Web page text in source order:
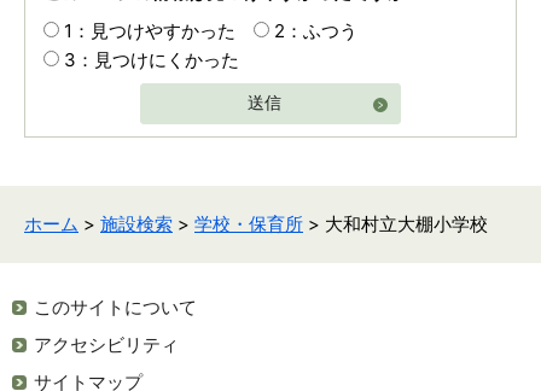
1：見つけやすかった
2：ふつう
3：見つけにくかった
送信
ホーム > 施設検索 > 学校・保育所 > 大和村立大棚小学校
このサイトについて
アクセシビリティ
サイトマップ